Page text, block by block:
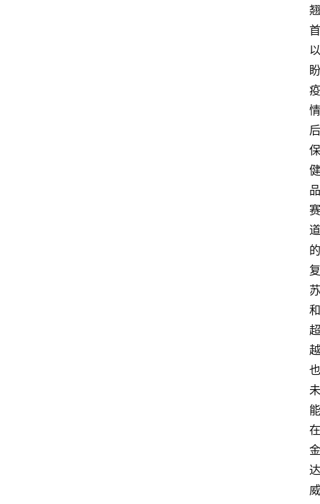
翘
首
以
盼
疫
情
后
保
健
品
赛
道
的
复
苏
和
超
越
也
未
能
在
金
达
威